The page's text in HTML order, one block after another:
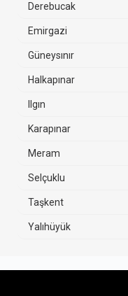
Derebucak
Emirgazi
Güneysınır
Halkapınar
Ilgın
Karapınar
Meram
Selçuklu
Taşkent
Yalıhüyük